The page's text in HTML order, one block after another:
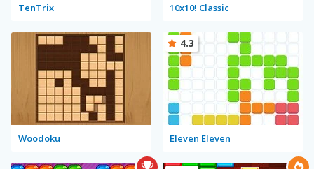
TenTrix 10x10! Classic
Woodoku Eleven Eleven
4.3